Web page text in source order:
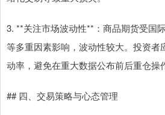
3. **关注市场波动性**：商品期货受国
等多重因素影响，波动性较大。投资者
动率，避免在重大数据公布前后重仓操
## 四、交易策略与心态管理